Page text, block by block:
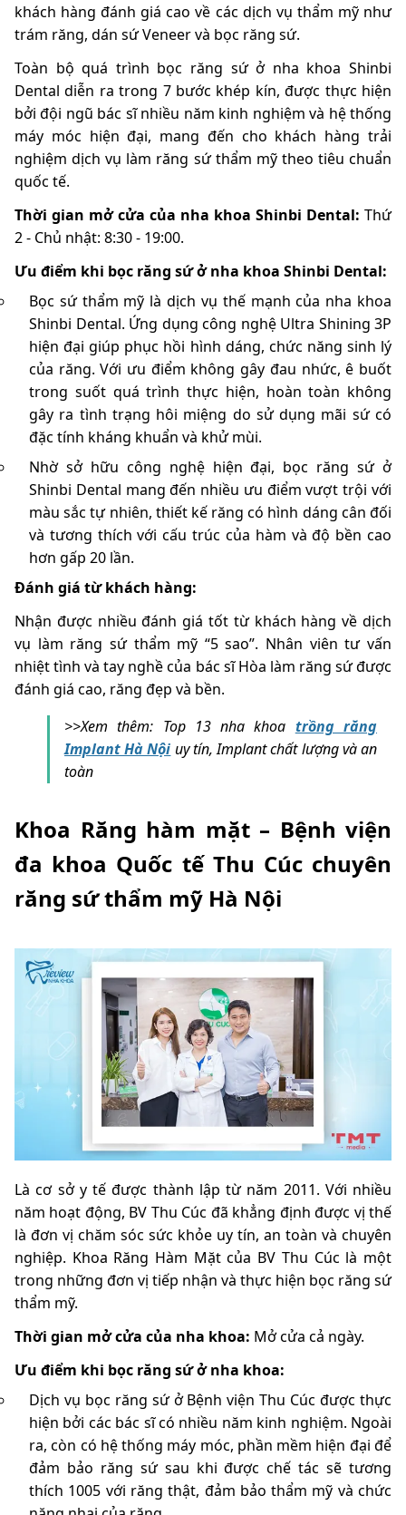
khách hàng đánh giá cao về các dịch vụ thẩm mỹ như
trám răng, dán sứ Veneer và bọc răng sứ.
Toàn bộ quá trình bọc răng sứ ở nha khoa Shinbi
Dental diễn ra trong 7 bước khép kín, được thực hiện
bởi đội ngũ bác sĩ nhiều năm kinh nghiệm và hệ thống
máy móc hiện đại, mang đến cho khách hàng trải
nghiệm dịch vụ làm răng sứ thẩm mỹ theo tiêu chuẩn
quốc tế.
Thời gian mở cửa của nha khoa Shinbi Dental: Thứ
2 - Chủ nhật: 8:30 - 19:00.
Ưu điểm khi bọc răng sứ ở nha khoa Shinbi Dental:
Bọc sứ thẩm mỹ là dịch vụ thế mạnh của nha khoa
Shinbi Dental. Ứng dụng công nghệ Ultra Shining 3P
hiện đại giúp phục hồi hình dáng, chức năng sinh lý
của răng. Với ưu điểm không gây đau nhức, ê buốt
trong suốt quá trình thực hiện, hoàn toàn không
gây ra tình trạng hôi miệng do sử dụng mãi sứ có
đặc tính kháng khuẩn và khử mùi.
Nhờ sở hữu công nghệ hiện đại, bọc răng sứ ở
Shinbi Dental mang đến nhiều ưu điểm vượt trội với
màu sắc tự nhiên, thiết kế răng có hình dáng cân đối
và tương thích với cấu trúc của hàm và độ bền cao
hơn gấp 20 lần.
Đánh giá từ khách hàng:
Nhận được nhiều đánh giá tốt từ khách hàng về dịch
vụ làm răng sứ thẩm mỹ “5 sao”. Nhân viên tư vấn
nhiệt tình và tay nghề của bác sĩ Hòa làm răng sứ được
đánh giá cao, răng đẹp và bền.
>>Xem thêm: Top 13 nha khoa trồng răng
Implant Hà Nội uy tín, Implant chất lượng và an
toàn
Khoa Răng hàm mặt – Bệnh viện
đa khoa Quốc tế Thu Cúc chuyên
răng sứ thẩm mỹ Hà Nội
Là cơ sở y tế được thành lập từ năm 2011. Với nhiều
năm hoạt động, BV Thu Cúc đã khẳng định được vị thế
là đơn vị chăm sóc sức khỏe uy tín, an toàn và chuyên
nghiệp. Khoa Răng Hàm Mặt của BV Thu Cúc là một
trong những đơn vị tiếp nhận và thực hiện bọc răng sứ
thẩm mỹ.
Thời gian mở cửa của nha khoa: Mở cửa cả ngày.
Ưu điểm khi bọc răng sứ ở nha khoa:
Dịch vụ bọc răng sứ ở Bệnh viện Thu Cúc được thực
hiện bởi các bác sĩ có nhiều năm kinh nghiệm. Ngoài
ra, còn có hệ thống máy móc, phần mềm hiện đại để
đảm bảo răng sứ sau khi được chế tác sẽ tương
thích 1005 với răng thật, đảm bảo thẩm mỹ và chức